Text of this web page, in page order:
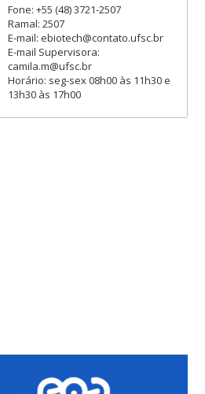
Fone: +55 (48) 3721-2507
Ramal: 2507
E-mail: ebiotech@contato.ufsc.br
E-mail Supervisora:
camila.m@ufsc.br
Horário: seg-sex 08h00 às 11h30 e
13h30 às 17h00